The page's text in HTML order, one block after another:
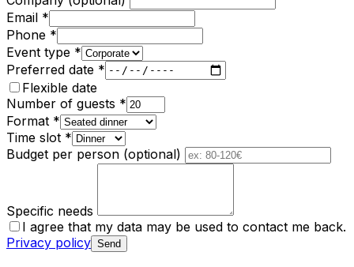
Email *
Phone *
Event type *
Preferred date *
Flexible date
Number of guests *
Format *
Time slot *
Budget per person (optional)
Specific needs
I agree that my data may be used to contact me back.
Privacy policy Send